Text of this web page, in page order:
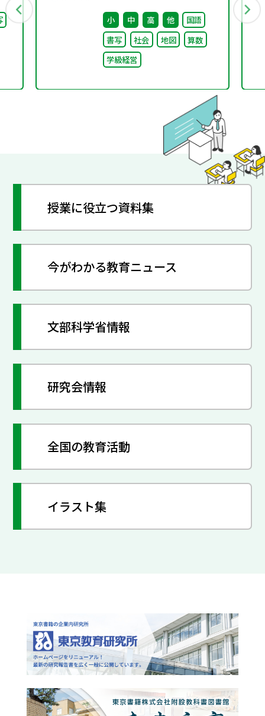
プ（第6回）配布資料
小 中 高 他
国語
書写
社会 地図
算数
学級経営
授業に役立つ資料集
今がわかる教育ニュース
文部科学省情報
研究会情報
全国の教育活動
イラスト集